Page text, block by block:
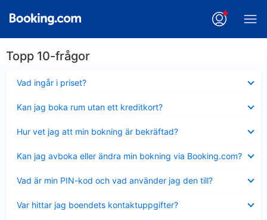
Topp 10-frågor
Vad ingår i priset?
mindre
Kan jag boka rum utan ett kreditkort?
mindre
Hur vet jag att min bokning är bekräftad?
mindre
Kan jag avboka eller ändra min bokning via Booking.com?
mindre
Vad är min PIN-kod och vad använder jag den till?
mindre
Var hittar jag boendets kontaktuppgifter?
mindre